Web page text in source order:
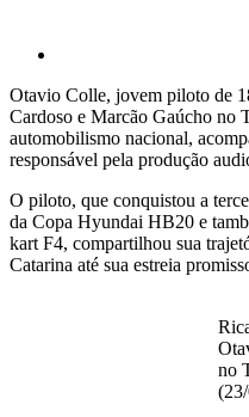
Otavio Colle, jovem piloto de
Cardoso e Marcão Gaúcho no
automobilismo nacional,
responsável pela produção
O piloto, que conquistou a
da Copa Hyundai HB20 e
kart F4, compartilhou sua
Catarina até sua estreia
no